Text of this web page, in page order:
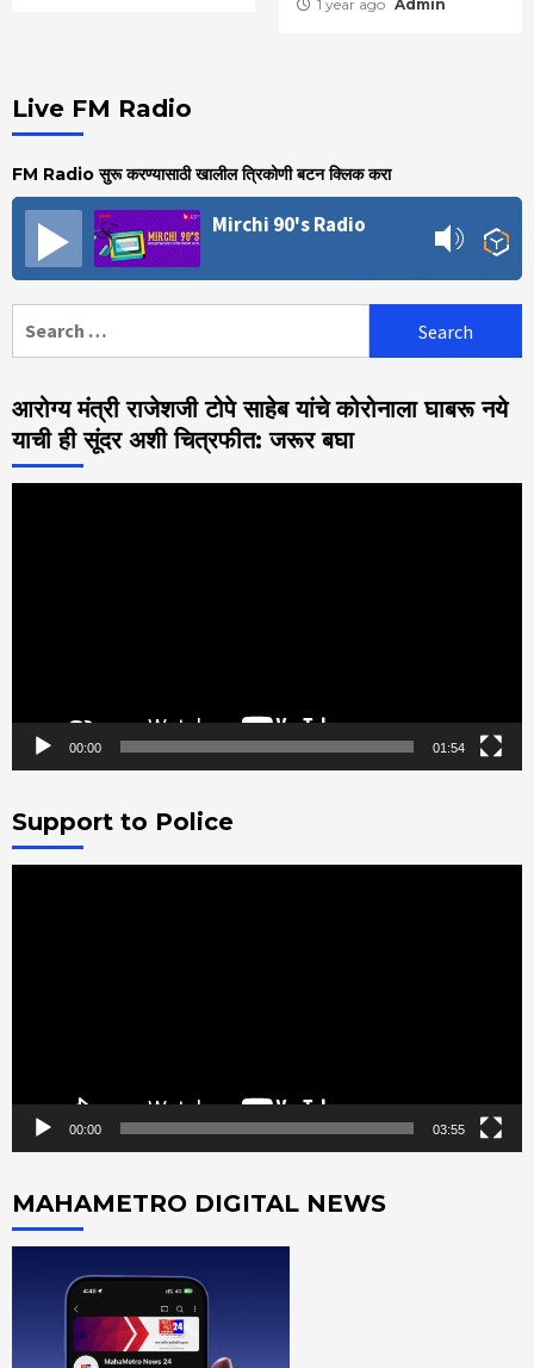
1 year ago Admin
Live FM Radio
FM Radio सुरू करण्यासाठी खालील त्रिकोणी बटन क्लिक करा
Mirchi 90's Radio
आरोग्य मंत्री राजेशजी टोपे साहेब यांचे कोरोनाला घाबरू नये
याची ही सूंदर अशी चित्रफीत: जरूर बघा
00:00 01:54
Support to Police
00:00 03:55
MAHAMETRO DIGITAL NEWS